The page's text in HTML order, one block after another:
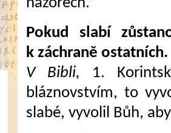
názorech.“
Pokud slabí
k záchraně ostatních.
V Bibli, 1.
bláznovstvím, to
slabé, vyvolil Bůh,